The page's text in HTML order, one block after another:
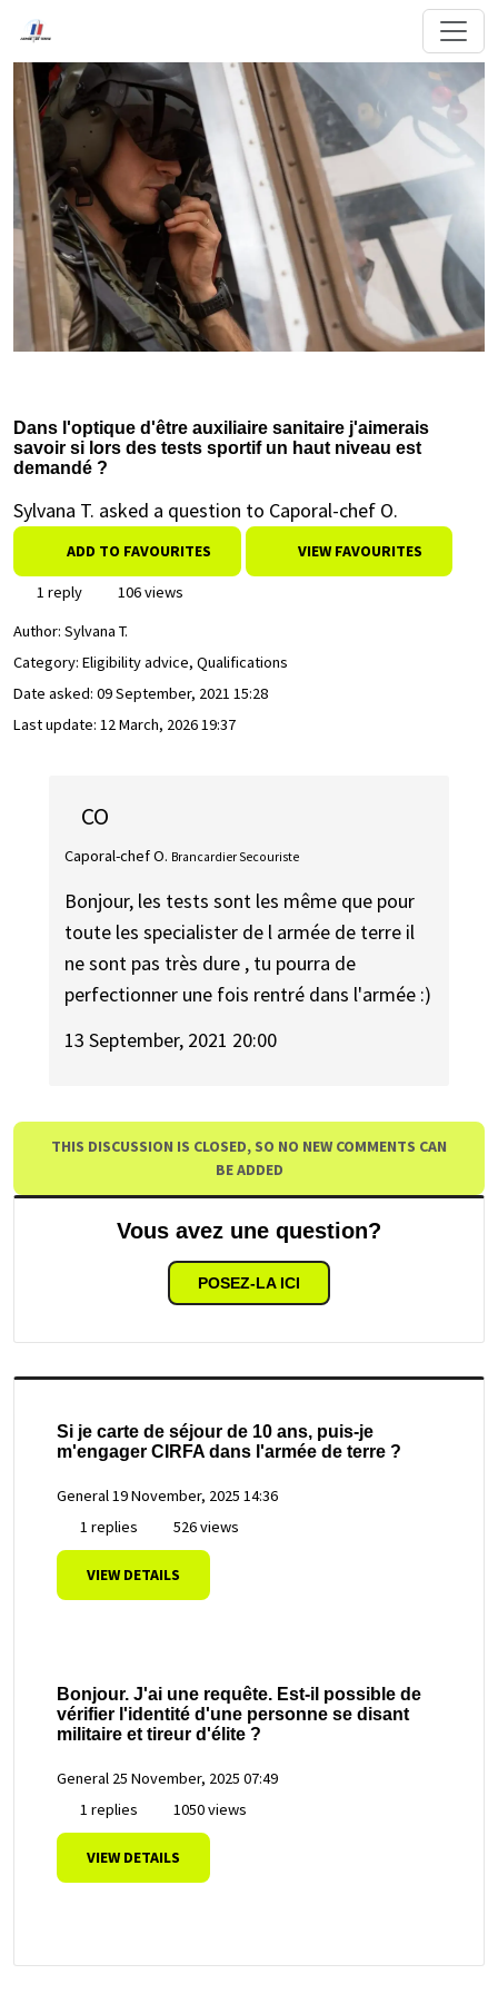
Dans l'optique d'être auxiliaire sanitaire j'aimerais
savoir si lors des tests sportif un haut niveau est
demandé ?
Sylvana T. asked a question to Caporal-chef O.
ADD TO FAVOURITES VIEW FAVOURITES
1 reply
106 views
Author: Sylvana T.
Category: Eligibility advice, Qualifications
Date asked: 09 September, 2021 15:28
Last update: 12 March, 2026 19:37
CO
Caporal-chef O. Brancardier Secouriste
Bonjour, les tests sont les même que pour
toute les specialister de l armée de terre il
ne sont pas très dure , tu pourra de
perfectionner une fois rentré dans l'armée :)
13 September, 2021 20:00
THIS DISCUSSION IS CLOSED, SO NO NEW COMMENTS CAN
BE ADDED
Vous avez une question?
POSEZ-LA ICI
Si je carte de séjour de 10 ans, puis-je
m'engager CIRFA dans l'armée de terre ?
General19 November, 2025 14:36
1 replies
526 views
VIEW DETAILS
Bonjour. J'ai une requête. Est-il possible de
vérifier l'identité d'une personne se disant
militaire et tireur d'élite ?
General 25 November, 2025 07:49
1 replies
1050 views
VIEW DETAILS